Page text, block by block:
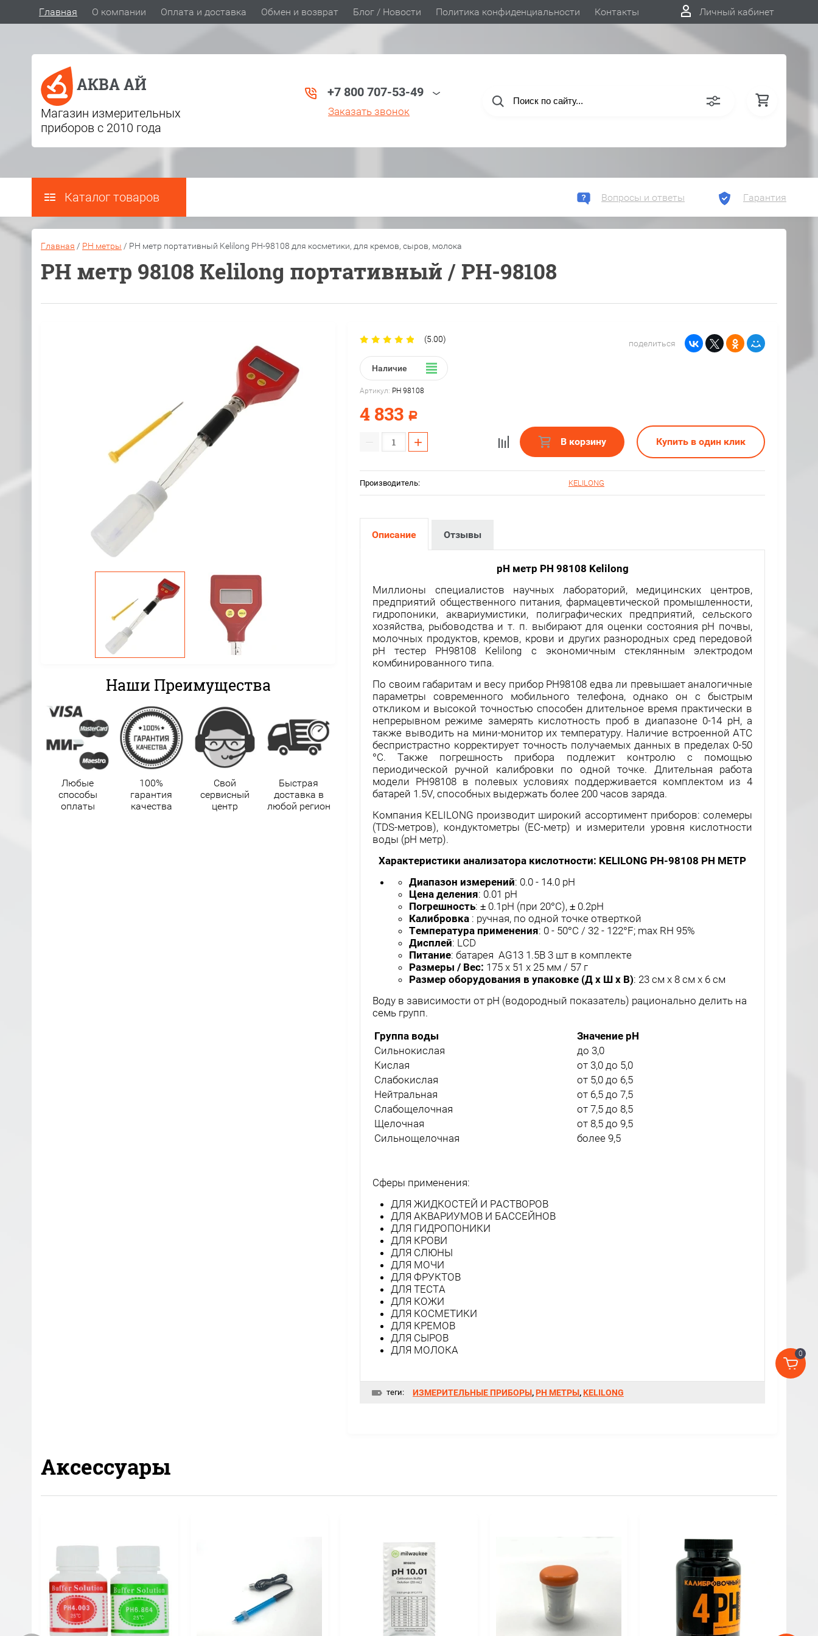
Главная О компании Оплата и доставка Обмен и возврат Блог / Новости Политика конфиденциальности Контакты Личный кабинет
АКВА АЙ
Магазин измерительных
приборов с 2010 года
+7 800 707-53-49
Заказать звонок
Каталог товаров Вопросы и ответы Гарантия
Главная / PH метры / PH метр портативный Kelilong PH-98108 для косметики, для кремов, сыров, молока
PH метр 98108 Kelilong портативный / PH-98108
Наши Преимущества
Любые
способы
оплаты
100%
гарантия
качества
Свой
сервисный
центр
Быстрая
доставка в
любой регион
(5.00)
Наличие
Артикул: PH 98108
4 833 Р
поделиться
+ В корзину Купить в один клик
Производитель: KELILONG
Описание Отзывы
рН метр PH 98108 Kelilong
Миллионы специалистов научных лабораторий, медицинских центров,
предприятий общественного питания, фармацевтической промышленности,
гидропоники, аквариумистики, полиграфических предприятий, сельского
хозяйства, рыбоводства и т. п. выбирают для оценки состояния рН почвы,
молочных продуктов, кремов, крови и других разнородных сред передовой
рН тестер PH98108 Kelilong с экономичным стеклянным электродом
комбинированного типа.
По своим габаритам и весу прибор PH98108 едва ли превышает аналогичные
параметры современного мобильного телефона, однако он с быстрым
откликом и высокой точностью способен длительное время практически в
непрерывном режиме замерять кислотность проб в диапазоне 0-14 рН, а
также выводить на мини-монитор их температуру. Наличие встроенной АТС
беспристрастно корректирует точность получаемых данных в пределах 0-50
°C. Также погрешность прибора подлежит контролю с помощью
периодической ручной калибровки по одной точке. Длительная работа
модели PH98108 в полевых условиях поддерживается комплектом из 4
батарей 1.5V, способных выдержать более 200 часов заряда.
Компания KELILONG производит широкий ассортимент приборов: солемеры
(TDS-метров), кондуктометры (EC-метр) и измерители уровня кислотности
воды (pH метр).
Характеристики анализатора кислотности: KELILONG PH-98108 PH МЕТР
Диапазон измерений: 0.0 - 14.0 pH
Цена деления: 0.01 pH
Погрешность: ± 0.1pH (при 20°C), ± 0.2pH
Калибровка : ручная, по одной точке отверткой
Температура применения: 0 - 50°C / 32 - 122°F; max RH 95%
Дисплей: LCD
Питание: батарея AG13 1.5В 3 шт в комплекте
Размеры / Вес: 175 x 51 x 25 мм / 57 г
Размер оборудования в упаковке (Д х Ш х В): 23 см х 8 см х 6 см
Воду в зависимости от рН (водородный показатель) рационально делить на
семь групп.
Группа воды
Значение pH
Сильнокислая
до 3,0
Кислая
от 3,0 до 5,0
Слабокислая
от 5,0 до 6,5
Нейтральная
от 6,5 до 7,5
Слабощелочная
от 7,5 до 8,5
Щелочная
от 8,5 до 9,5
Сильнощелочная
более 9,5
Сферы применения:
ДЛЯ ЖИДКОСТЕЙ И РАСТВОРОВ
ДЛЯ АКВАРИУМОВ И БАССЕЙНОВ
ДЛЯ ГИДРОПОНИКИ
ДЛЯ КРОВИ
ДЛЯ СЛЮНЫ
ДЛЯ МОЧИ
ДЛЯ ФРУКТОВ
ДЛЯ ТЕСТА
ДЛЯ КОЖИ
ДЛЯ КОСМЕТИКИ
ДЛЯ КРЕМОВ
ДЛЯ СЫРОВ
ДЛЯ МОЛОКА
теги: ИЗМЕРИТЕЛЬНЫЕ ПРИБОРЫ,PH МЕТРЫ,KELILONG
Аксессуары
0